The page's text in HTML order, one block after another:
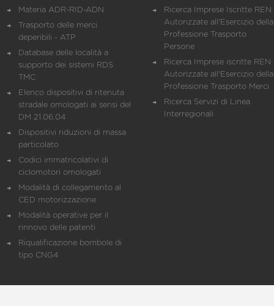
Materia ADR-RID-ADN
Trasporto delle merci
deperibili - ATP
Database delle località a
supporto dei sistemi RDS
TMC
Elenco dispositivi di ritenuta
stradale omologati ai sensi del
DM 21.06.04
Dispositivi riduzioni di massa
particolato
Codici immatricolativi di
ciclomotori omologati
Modalità di collegamento al
CED motorizzazione
Modalità operative per il
rinnovo delle patenti
Riqualificazione bombole di
tipo CNG4
Ricerca Imprese Iscritte REN
Autorizzate all'Esercizio della
Professione Trasporto
Persone
Ricerca Imprese iscritte REN
Autorizzate all'Esercizio della
Professione Trasporto Merci
Ricerca Servizi di Linea
Interregionali